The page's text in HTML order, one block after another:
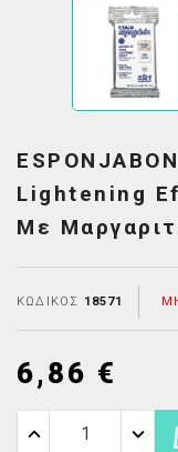
Lightening
Με
ΚΩΔΙΚΌΣ 18571
6,86 €